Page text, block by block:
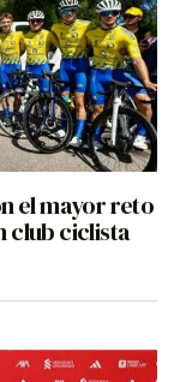
el mayor reto
club ciclista